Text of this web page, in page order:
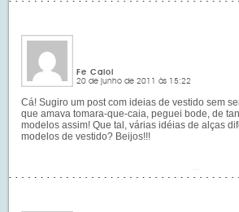
Fe Caloi
20 de junho de 2011 às 15:22
Cá! Sugiro um post com ideias de vestido sem
que amava tomara-que-caia, peguei bode, de
modelos assim! Que tal, várias idéias de alças
modelos de vestido? Beijos!!!